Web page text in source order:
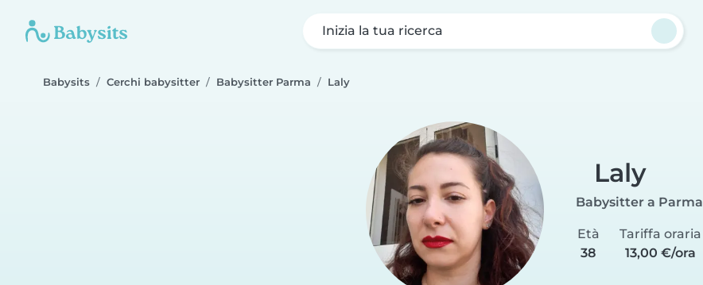
Inizia la tua ricerca
Babysits Cerchi babysitter Babysitter Parma Laly
Laly
Babysitter a Parma
Età
38
Tariffa oraria
13,00 €/ora